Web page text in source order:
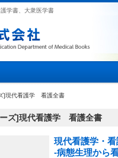
学書、大衆医学書
]現代看護学 看護全書
ズ]現代看護学 看護全書
現代看護学・
-病態生理から